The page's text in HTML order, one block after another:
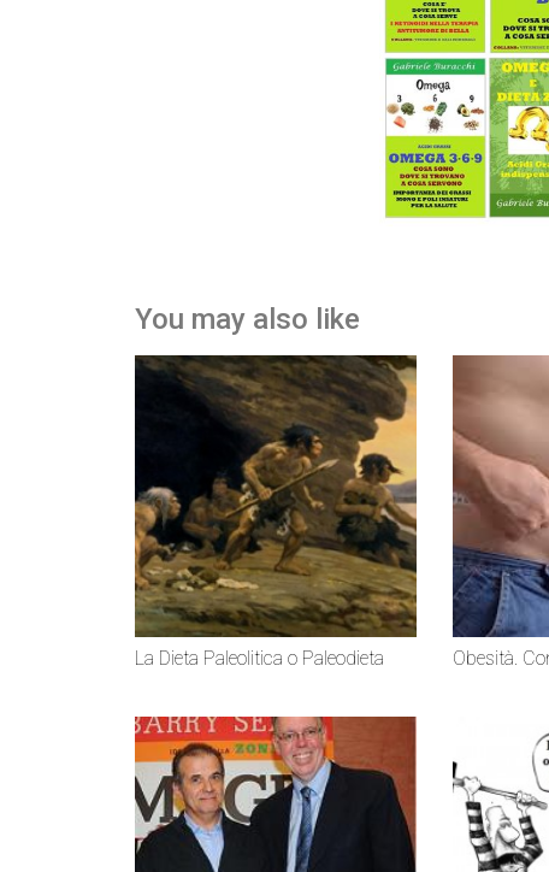
You may also like
La Dieta Paleolitica o Paleodieta Obesità.